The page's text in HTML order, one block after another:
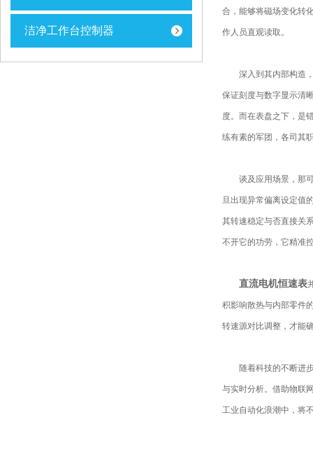
洁净工作台控制器
合，能够将磁场变化转
作人员直观读取。
深入到其内部构造，
保证刻度与数字显示清
度。而在表盘之下，是
练有素的军团，各司其
谈及应用场景，那可
旦出现异常偏离设定值
其转速稳定与否直接关
不开它的功劳，它精准
直流电机恒速表
积影响散热与内部零件
转速源对比调整，才能
随着科技的不断进步
与实时分析。借助物联
工业自动化浪潮中，将